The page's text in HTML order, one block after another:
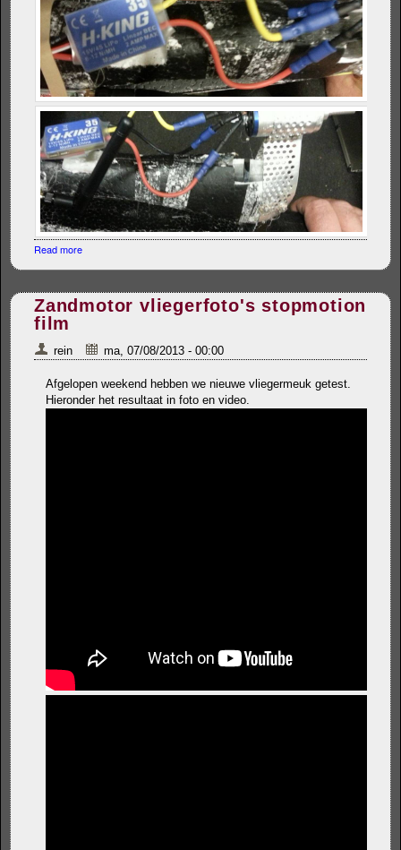
Read more
Zandmotor vliegerfoto's stopmotion
film
rein ma, 07/08/2013 - 00:00
Afgelopen weekend hebben we nieuwe vliegermeuk getest.
Hieronder het resultaat in foto en video.